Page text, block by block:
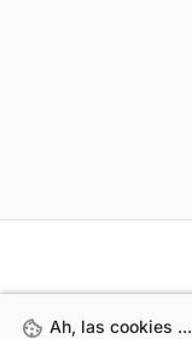
Ah, las cookies ...
Ah, las cookies ...